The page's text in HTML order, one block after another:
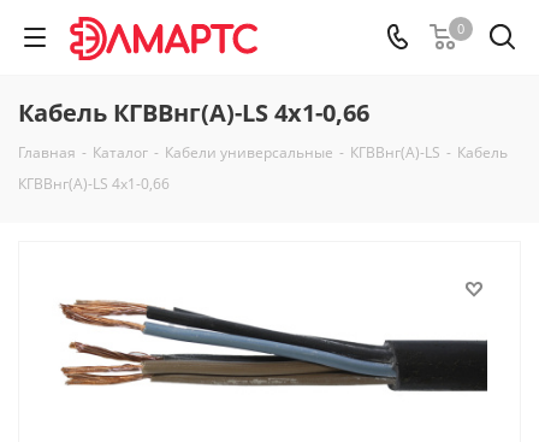
0
Кабель КГВВнг(А)-LS 4х1-0,66
Главная - Каталог - Кабели универсальные - КГВВнг(А)-LS - Кабель
КГВВнг(А)-LS 4х1-0,66